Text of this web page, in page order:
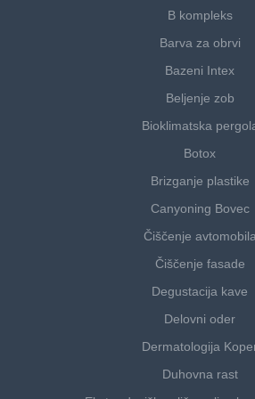
B kompleks
Barva za obrvi
Bazeni Intex
Beljenje zob
Bioklimatska
Botox
Brizganje plastike
Canyoning Bovec
Čiščenje avtomobila
Čiščenje fasade
Degustacija kave
Delovni oder
Dermatologija
Duhovna rast